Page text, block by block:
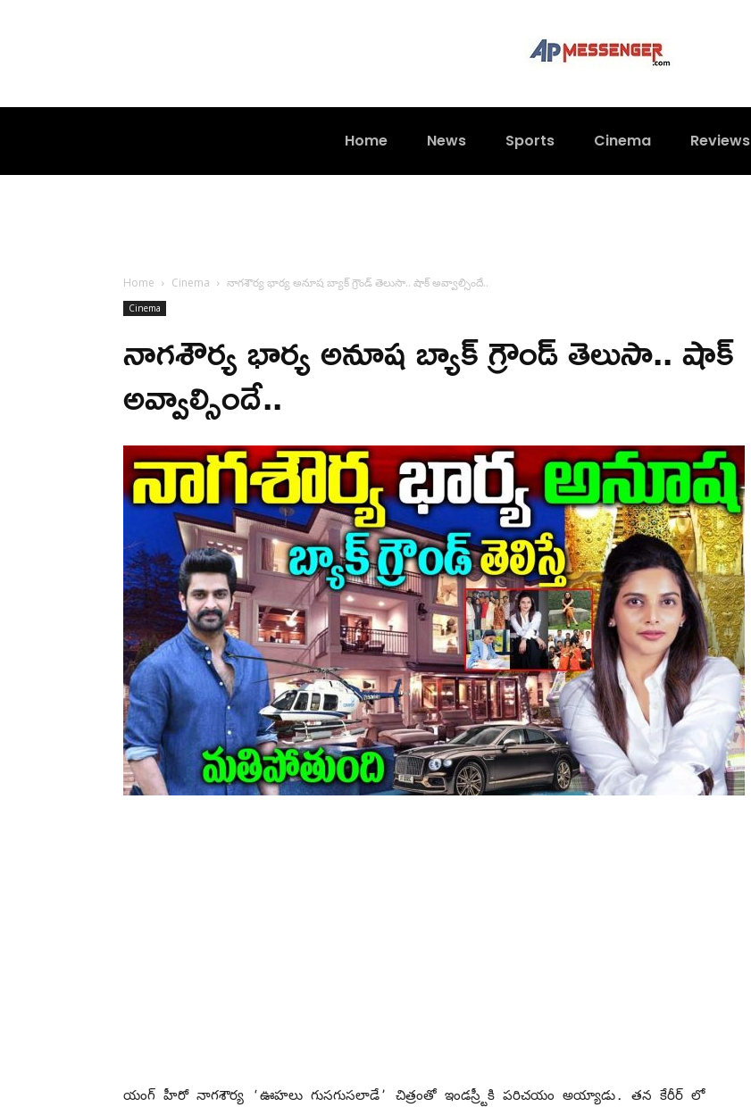
Home News Sports Cinema Reviews
Home Cinema నాగశౌర్య భార్య అనూష బ్యాక్ గ్రౌండ్ తెలుసా.. షాక్ అవ్వాల్సిందే..
Cinema
నాగశౌర్య భార్య అనూష బ్యాక్ గ్రౌండ్ తెలుసా.. షాక్
అవ్వాల్సిందే..
యంగ్ హీరో నాగశౌర్య ‘ఊహలు గుసగుసలాడే’ చిత్రంతో ఇండస్ర్టీకి పరిచయం అయ్యాడు. తన కేరీర్ లో